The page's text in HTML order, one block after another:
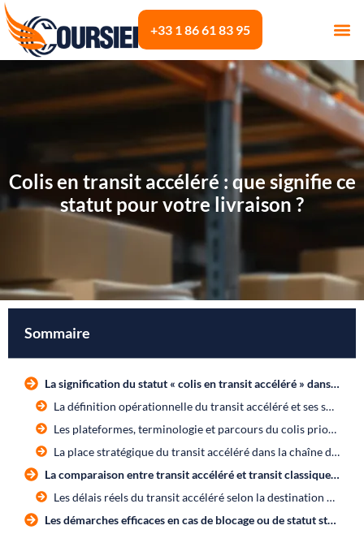
+33 1 86 61 83 95
Colis en transit accéléré : que signifie ce
statut pour votre livraison ?
Sommaire
La signification du statut « colis en transit accéléré » dans la logistique moderne
La définition opérationnelle du transit accéléré et ses subtilités
Les plateformes, terminologie et parcours du colis prioritaire
La place stratégique du transit accéléré dans la chaîne de livraison
La comparaison entre transit accéléré et transit classique dans le transport de colis
Les délais réels du transit accéléré selon la destination et le contexte
Les démarches efficaces en cas de blocage ou de statut stagnant